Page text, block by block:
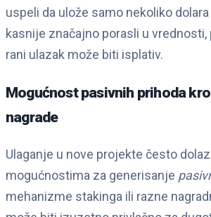
uspeli da ulože samo nekoliko
kasnije značajno porasli u
rani ulazak može biti isplativ.
Mogućnost pasivnih prihoda
nagrade
Ulaganje u nove projekte često
mogućnostima za generisanje
mehanizme stakinga ili razne